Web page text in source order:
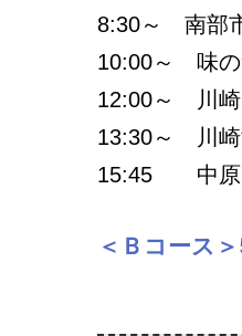
8:30～ 南部
10:00～ 味の
12:00～ 川崎
13:30～ 川崎
15:45 中原
＜Ｂコース